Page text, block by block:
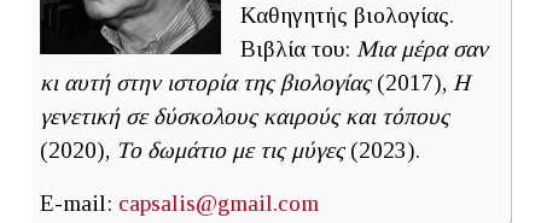
Καθηγητής βιολογίας.
Βιβλία του: Μια μέρα σαν
κι αυτή στην ιστορία της βιολογίας(2017), Η
γενετική σε δύσκολους καιρούς και τόπους
(2020), Το δωμάτιο με τις μύγες(2023).
E-mail: capsalis@gmail.com